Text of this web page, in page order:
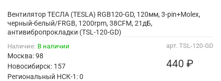
арт. TSL-120-GD
Наличие: В наличии
Москва: 98
Новосибирск: 157
Региональный НСК-1: 0
440 ₽
Вентилятор ТЕСЛА (TESLA) RGB120-GD, 120мм, 3-pin+Molex,
черный-белый/FRGB, 1200rpm, 38CFM, 21дБ,
антивибропрокладки (TSL-120-GD)